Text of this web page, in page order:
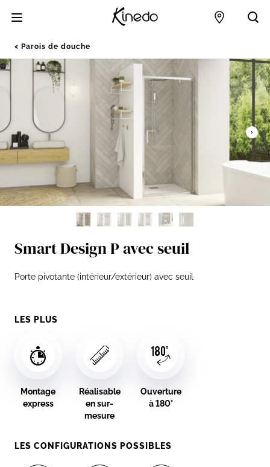
Points de
Parois de douche
Smart Design P avec seuil
Porte pivotante (intérieur/extérieur) avec seuil
LES PLUS
Montage
express
Réalisable
en sur-
mesure
Ouverture
à 180°
LES CONFIGURATIONS POSSIBLES